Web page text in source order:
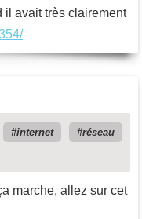
avait très clairement
internet
réseau
marche, allez sur cet